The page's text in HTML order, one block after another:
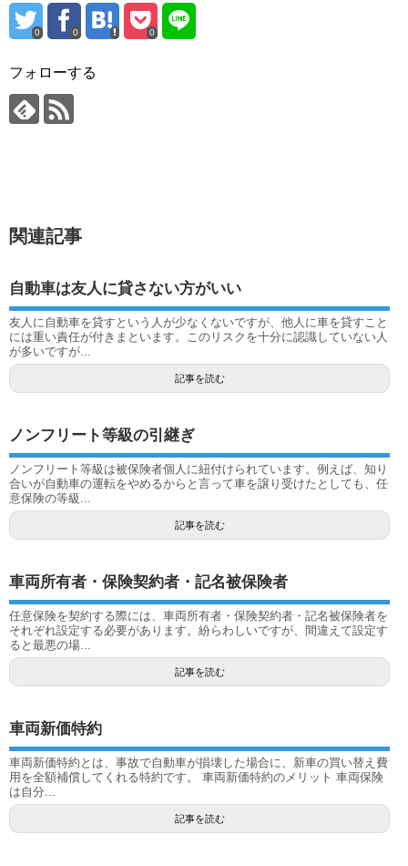
0 0 0
フォローする
関連記事
自動車は友人に貸さない方がいい
友人に自動車を貸すという人が少なくないですが、他人に車を貸すこと
には重い責任が付きまといます。このリスクを十分に認識していない人
が多いですが...
記事を読む
ノンフリート等級の引継ぎ
ノンフリート等級は被保険者個人に紐付けられています。例えば、知り
合いが自動車の運転をやめるからと言って車を譲り受けたとしても、任
意保険の等級...
記事を読む
車両所有者・保険契約者・記名被保険者
任意保険を契約する際には、車両所有者・保険契約者・記名被保険者を
それぞれ設定する必要があります。紛らわしいですが、間違えて設定す
ると最悪の場...
記事を読む
車両新価特約
車両新価特約とは、事故で自動車が損壊した場合に、新車の買い替え費
用を全額補償してくれる特約です。 車両新価特約のメリット 車両保険
は自分...
記事を読む